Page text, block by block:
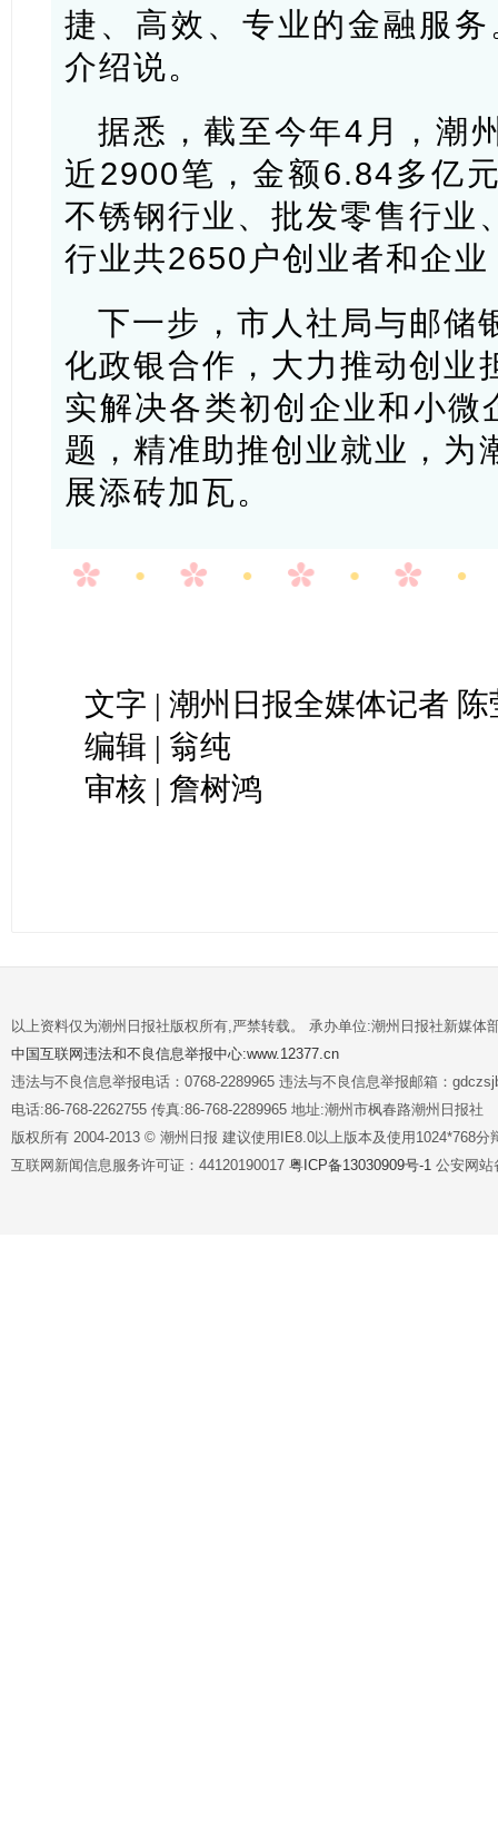
捷、高效、专业的金融服
介绍说。
据悉，截至今年4月，潮
近2900笔，金额6.84多亿
不锈钢行业、批发零售行业
行业共2650户创业者和企
下一步，市人社局与邮储
化政银合作，大力推动创业
实解决各类初创企业和小微
题，精准助推创业就业，为
展添砖加瓦。
文字 | 潮州日报全媒体记者
编辑 | 翁纯
审核 | 詹树鸿
以上资料仅为潮州日报社版权所有,严禁转载。 承办单位:潮州日报社新媒体
中国互联网违法和不良信息举报中心:www.12377.cn
违法与不良信息举报电话：0768-2289965 违法与不良信息举报邮箱：
电话:86-768-2262755 传真:86-768-2289965 地址:潮州市枫春路潮州日报社
版权所有 2004-2013 © 潮州日报 建议使用IE8.0以上版本及使用1024*768分
互联网新闻信息服务许可证：44120190017 粤ICP备13030909号-1 公安网站